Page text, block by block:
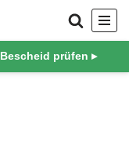
Bescheid prüfen ▸